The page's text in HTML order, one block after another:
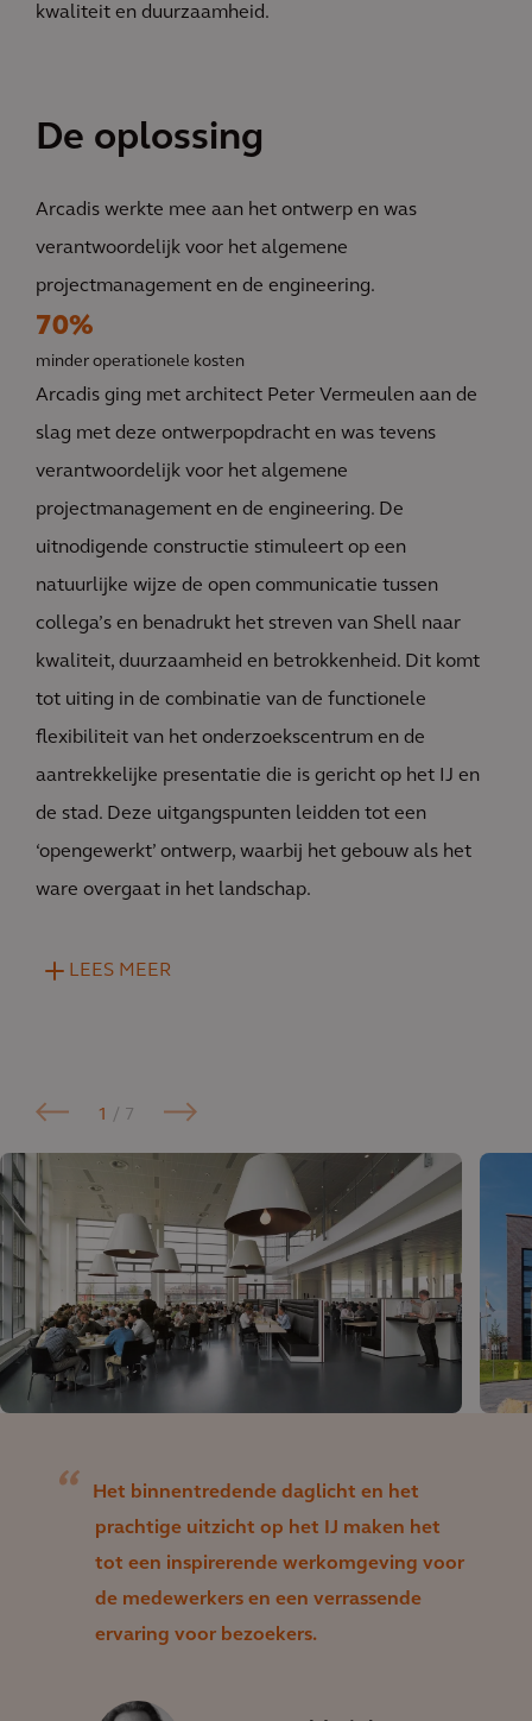
kwaliteit en duurzaamheid.
De oplossing
Arcadis werkte mee aan het ontwerp en was
verantwoordelijk voor het algemene
projectmanagement en de engineering.
70%
minder operationele kosten
Arcadis ging met architect Peter Vermeulen aan de
slag met deze ontwerpopdracht en was tevens
verantwoordelijk voor het algemene
projectmanagement en de engineering. De
uitnodigende constructie stimuleert op een
natuurlijke wijze de open communicatie tussen
collega’s en benadrukt het streven van Shell naar
kwaliteit, duurzaamheid en betrokkenheid. Dit komt
tot uiting in de combinatie van de functionele
flexibiliteit van het onderzoekscentrum en de
aantrekkelijke presentatie die is gericht op het IJ en
de stad. Deze uitgangspunten leidden tot een
‘opengewerkt’ ontwerp, waarbij het gebouw als het
ware overgaat in het landschap.
LEES MEER
1 / 7
Het binnentredende daglicht en het
prachtige uitzicht op het IJ maken het
tot een inspirerende werkomgeving voor
de medewerkers en een verrassende
ervaring voor bezoekers.